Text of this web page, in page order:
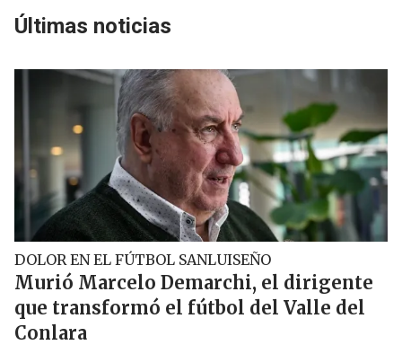
Últimas noticias
DOLOR EN EL FÚTBOL SANLUISEÑO
Murió Marcelo Demarchi, el dirigente
que transformó el fútbol del Valle del
Conlara